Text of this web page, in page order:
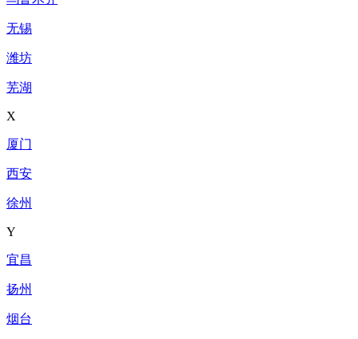
无锡
潍坊
芜湖
X
厦门
西安
徐州
Y
宜昌
扬州
烟台